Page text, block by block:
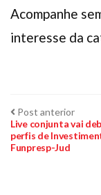
Acompanhe
interesse da
de
Post anteriorPost
Live conjunta vai
perfis de
Funpresp-Jud